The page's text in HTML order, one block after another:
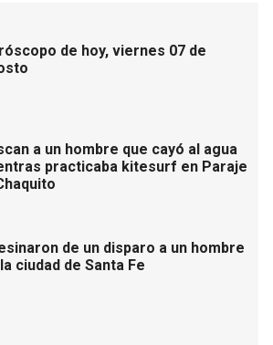
de hoy, viernes 07 de
a un hombre que cayó al agua
practicaba kitesurf en Paraje
de un disparo a un hombre
ciudad de Santa Fe